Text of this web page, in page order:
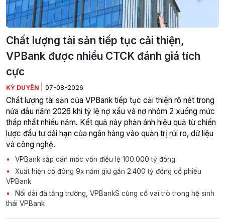
Chất lượng tài sản tiếp tục cải thiện,
VPBank được nhiều CTCK đánh giá tích
cực
KỲ DUYÊN 07-08-2026
Chất lượng tài sản của VPBank tiếp tục cải thiện rõ nét trong
nửa đầu năm 2026 khi tỷ lệ nợ xấu và nợ nhóm 2 xuống mức
thấp nhất nhiều năm. Kết quả này phản ánh hiệu quả từ chiến
lược đầu tư dài hạn của ngân hàng vào quản trị rủi ro, dữ liệu
và công nghệ.
VPBank sắp cán mốc vốn điều lệ 100.000 tỷ đồng
Xuất hiện cổ đông 9x nắm giữ gần 2.400 tỷ đồng cổ phiếu
VPBank
Nối dài đà tăng trưởng, VPBankS củng cố vai trò trong hệ sinh
thái VPBank